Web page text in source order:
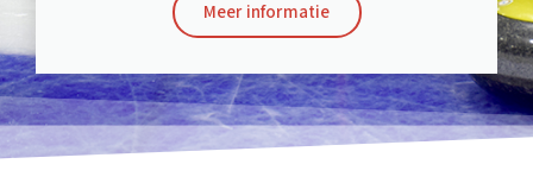
Meer informatie